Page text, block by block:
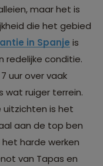
maar het is
die het gebied
in Spanje is
redelijke conditie.
uur over vaak
wat ruiger terrein.
is het
aan de top ben
harde werken
van Tapas en